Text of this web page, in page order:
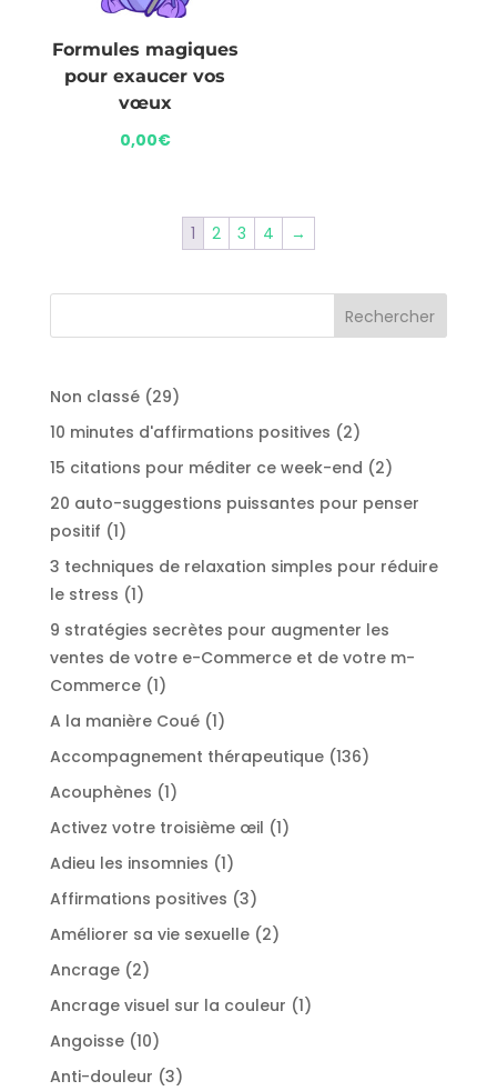
Formules magiques
pour exaucer vos
vœux
0,00€
1 2 3 4 →
Non classé 2929
produits
10 minutes d'affirmations positives 22
produits
15 citations pour méditer ce week-end 22
produits
20 auto-suggestions puissantes pour penser
positif 11
produit
3 techniques de relaxation simples pour réduire
le stress 11
produit
9 stratégies secrètes pour augmenter les
ventes de votre e-Commerce et de votre m-
Commerce 11
produit
A la manière Coué 11
produit
Accompagnement thérapeutique 136136
Acouphènes 11
produit
Activez votre troisième œil 11
Adieu les insomnies 11
produit
Affirmations positives 33
produits
Améliorer sa vie sexuelle 22
Ancrage 22
produits
Ancrage visuel sur la couleur 11
Angoisse 1010
produits
Anti-douleur 33